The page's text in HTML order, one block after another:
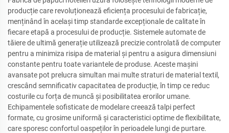
producție care revoluționează eficiența procesului de fabricație,
menținând în același timp standarde excepționale de calitate în
fiecare etapă a procesului de producție. Sistemele automate de
tăiere de ultimă generație utilizează precizie controlată de computer
pentru a minimiza risipa de material și pentru a asigura dimensiuni
constante pentru toate variantele de produse. Aceste mașini
avansate pot prelucra simultan mai multe straturi de material textil,
crescând semnificativ capacitatea de producție, în timp ce reduc
costurile cu forța de muncă și posibilitatea erorilor umane.
Echipamentele sofisticate de modelare creează talpi perfect
formate, cu grosime uniformă și caracteristici optime de flexibilitate,
care sporesc confortul oaspeților în perioadele lungi de purtare.